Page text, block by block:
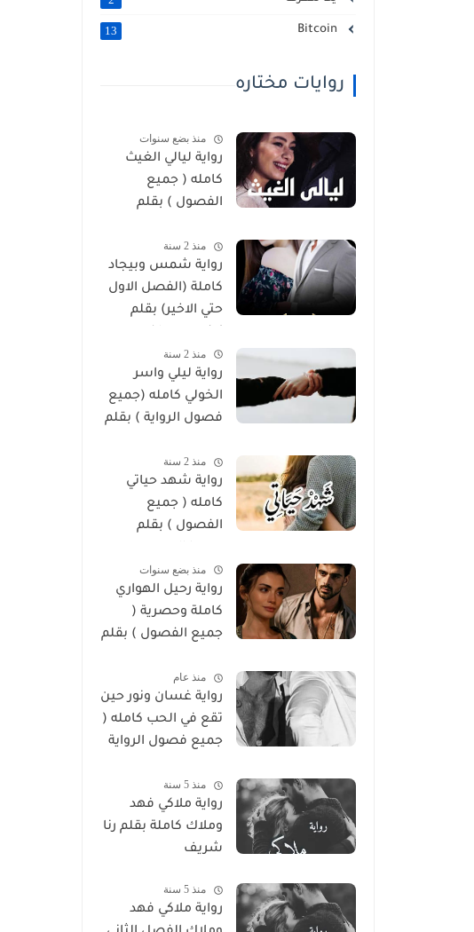
13
روايات مختاره
منذ بضع سنوات
رواية ليالي الغيث
كامله ( جميع
الفصول ) بقلم
منذ 2 سنة
رواية شمس وبيجاد
كاملة (الفصل الاول
حتي الاخير) بقلم
منذ 2 سنة
رواية ليلي واسر
الخولي كامله (جميع
فصول الرواية ) بقلم
منذ 2 سنة
رواية شهد حياتي
كامله ( جميع
الفصول ) بقلم
منذ بضع سنوات
رواية رحيل الهواري
كاملة وحصرية (
جميع الفصول ) بقلم
منذ عام
رواية غسان ونور حين
تقع في الحب كامله (
جميع فصول الرواية
منذ 5 سنة
رواية ملاكي فهد
وملاك كاملة بقلم رنا
شريف
منذ 5 سنة
رواية ملاكي فهد